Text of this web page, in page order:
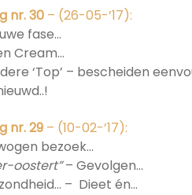
nr. 30 – (26-05-’17):
fase…
Cream…
‘Top’ – bescheiden
nr. 29 – (10-02-’17):
bezoek…
oostert”– Gevolgen…
– Dieet én…